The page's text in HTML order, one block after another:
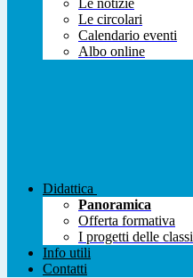
Le notizie
Le circolari
Calendario eventi
Albo online
Didattica
Panoramica
Offerta formativa
I progetti delle classi
Info utili
Contatti